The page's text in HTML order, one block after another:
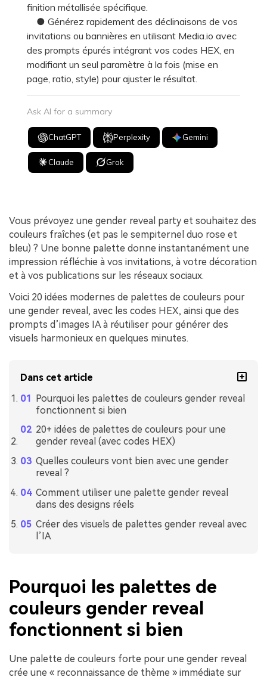
finition métallisée spécifique.
● Générez rapidement des déclinaisons de vos
invitations ou bannières en utilisant Media.io avec
des prompts épurés intégrant vos codes HEX, en
modifiant un seul paramètre à la fois (mise en
page, ratio, style) pour ajuster le résultat.
Ask AI for a summary
ChatGPT Perplexity Gemini
Claude Grok
Vous prévoyez une gender reveal party et souhaitez des
couleurs fraîches (et pas le sempiternel duo rose et
bleu) ? Une bonne palette donne instantanément une
impression réfléchie à vos invitations, à votre décoration
et à vos publications sur les réseaux sociaux.
Voici 20 idées modernes de palettes de couleurs pour
une gender reveal, avec les codes HEX, ainsi que des
prompts d’images IA à réutiliser pour générer des
visuels harmonieux en quelques minutes.
Dans cet article
Pourquoi les palettes de couleurs gender reveal
fonctionnent si bien
20+ idées de palettes de couleurs pour une
gender reveal (avec codes HEX)
Quelles couleurs vont bien avec une gender
reveal ?
Comment utiliser une palette gender reveal
dans des designs réels
Créer des visuels de palettes gender reveal avec
l’IA
Pourquoi les palettes de
couleurs gender reveal
fonctionnent si bien
Une palette de couleurs forte pour une gender reveal
crée une « reconnaissance de thème » immédiate sur